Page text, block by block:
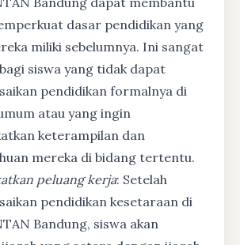
dasar pendidikan yang
miliki sebelumnya. Ini sangat
siswa yang tidak dapat
pendidikan formalnya di
atau yang ingin
keterampilan dan
mereka di bidang tertentu.
peluang kerja: Setelah
pendidikan kesetaraan di
Bandung, siswa akan